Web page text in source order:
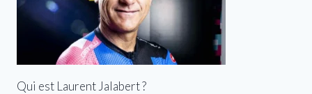
Qui est Laurent Jalabert ?